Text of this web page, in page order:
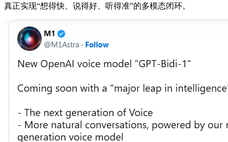
真正实现“想得快、说得好、听得准”的多模态闭环。